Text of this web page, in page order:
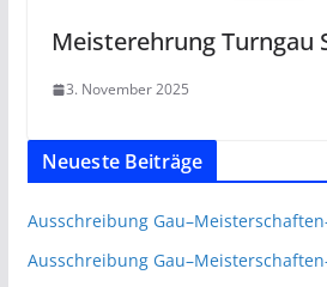
Meisterehrung Turngau
3. November 2025
Neueste Beiträge
Ausschreibung
Ausschreibung